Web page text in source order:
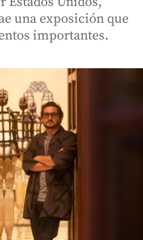
una exposición que
importantes.